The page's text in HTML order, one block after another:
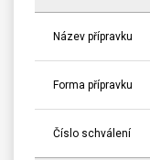
Název přípravku
Forma přípravku
Číslo schválení